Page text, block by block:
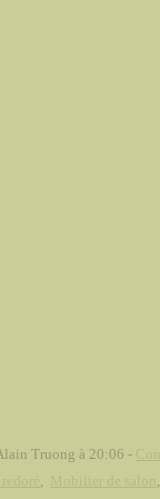
Truong à 20:06 -
, ,